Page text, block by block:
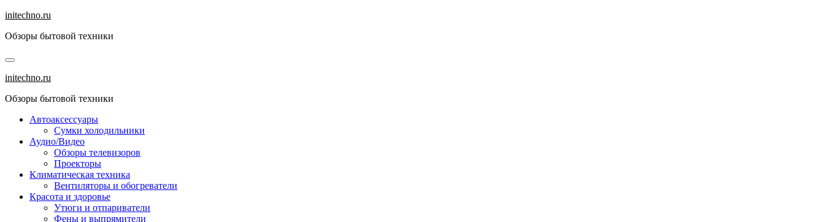
Перейти
содержанию
initechno.ru
Обзоры бытовой техники
initechno.ru
Обзоры бытовой техники
Автоаксессуары
Сумки холодильники
Аудио/Видео
Обзоры телевизоров
Проекторы
Климатическая техника
Вентиляторы и обогреватели
Красота и здоровье
Утюги и отпариватели
Фены и выпрямители